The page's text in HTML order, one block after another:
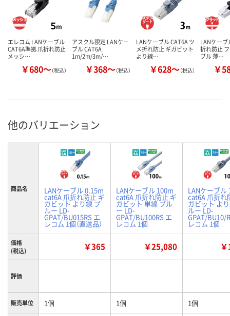
エレコム LANケーブル
CAT6A準拠 爪折れ防止
メッシ…
￥680～（税込）
アスクル限定 LANケー
ブル CAT6A
1m/2m/3m/…
￥368～（税込）
LANケーブル CAT6A ツ
メ折れ防止 ギガビット
より線…
￥628～（税込）
LANケーブ
折れ防止
ブル 薄…
￥
他のバリエーション
商品名 LANケーブル 0.15m
cat6A 爪折れ防止 ギ
ガビット より線 ブ
ルー LD-
GPAT/BU015RS エ
レコム 1個（直送品）
LANケーブル 100m
cat6A 爪折れ防止 ギ
ガビット 単線 ブル
ー LD-
GPAT/BU100RS エ
レコム 1個
LANケーブル
cat6A 爪折れ
ガビット よ
ルー LD-
GPAT/BU10/
レコム 1個
価格
(税込)
￥365 ￥25,080
評価
販売単位 1個 1個 1個